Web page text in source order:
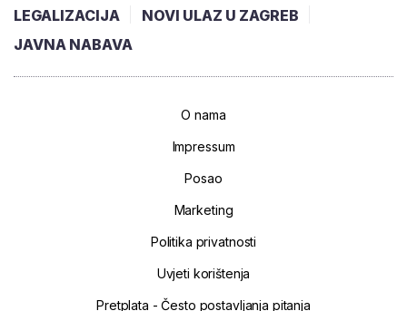
LEGALIZACIJA
NOVI ULAZ U ZAGREB
JAVNA NABAVA
O nama
Impressum
Posao
Marketing
Politika privatnosti
Uvjeti korištenja
Pretplata - Često postavljanja pitanja